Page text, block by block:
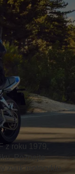
z roku 1979,
Poznejte
zvuk motocyklu